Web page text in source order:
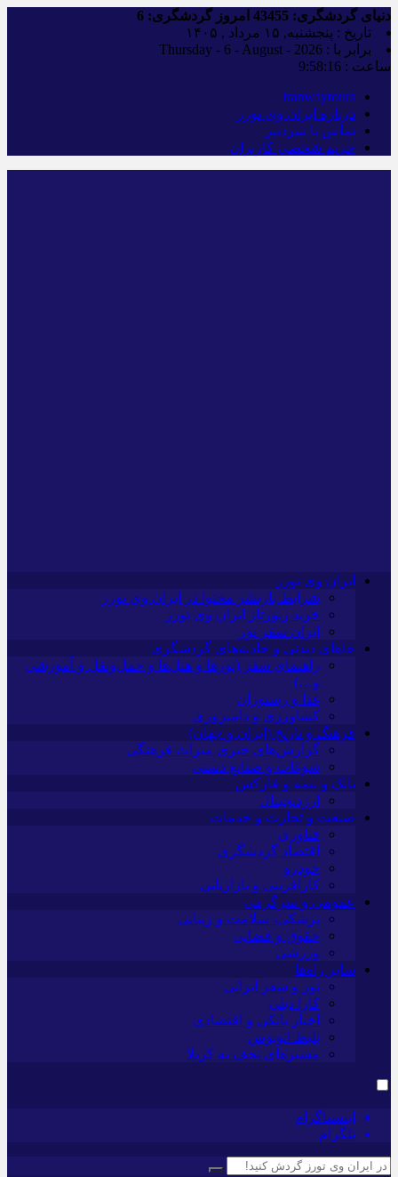
دنیای گردشگری: امروز گردشگری:
تاریخ : پنجشنبه, ۱۵ مرداد , ۱۴۰۵
برابر با : Thursday - 6 - August - 2026
ساعت : 9:58:17
iranwaytours
درباره ایران وی تورز
تماس با سردبیر
حریم شخصی کاربران
ایران وی تورز
شرایط بازنشر محتوا در ایران وی تورز
خرید رپورتاژ ایران وی تورز
ایران سفر تور
جاهای دیدنی و جاذبه‌های گردشگری
راهنمای سفر (تورها و هتل‌ها و حمل‌و‌نقل و آموزشی
و…)
غذا و رستوران
کشاورزی و دامپروری
فرهنگ و تاریخ (ایران و جهان)
گزارش‌های خبری میراث فرهنگی
سوغات و صنایع دستی
بانک و بیمه و فارکس
ارزدیجیتال
صنعت و تجارت و خدمات
فناوری
اقتصاد گردشگری
خودرو
کارآفرینی و بازاریابی
عمومی و سرگرمی
پزشکی، سلامت و زیبایی
حقوق و قضایی
ورزشی
سایر راه‌ها
تور و سفر ایرانی
کارا دیلی
اخبار بانکی و اقتصادی
بلیط اتوبوس
مسیرهای نجف به کربلا
اینستاگرام
تلگرام